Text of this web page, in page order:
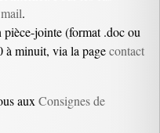
.
pièce-jointe (format .doc ou
à minuit, via la pagecontact
aux Consignes de